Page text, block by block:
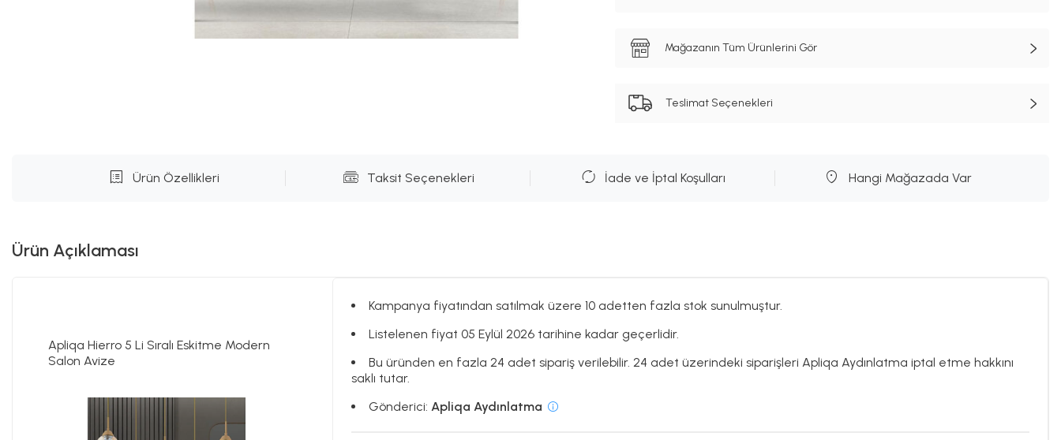
Mağazanın Tüm Ürünlerini Gör
Teslimat Seçenekleri
Ürün Özellikleri Taksit Seçenekleri İade ve İptal Koşulları Hangi Mağazada Var
Ürün Açıklaması
Apliqa Hierro 5 Li Sıralı Eskitme Modern
Salon Avize
Kampanya fiyatından satılmak üzere 10 adetten fazla stok sunulmuştur.
Listelenen fiyat 05 Eylül 2026 tarihine kadar geçerlidir.
Bu üründen en fazla 24 adet sipariş verilebilir. 24 adet üzerindeki siparişleri Apliqa Aydınlatma iptal etme hakkını
saklı tutar.
Gönderici: Apliqa Aydınlatma